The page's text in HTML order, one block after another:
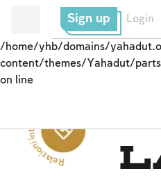
Sign up Login
/home/yhb/domains/
content/themes/Yahadut/
on line
Rel
a
zi
o
ni
i
n
t
e
r
p
e
r
s
o